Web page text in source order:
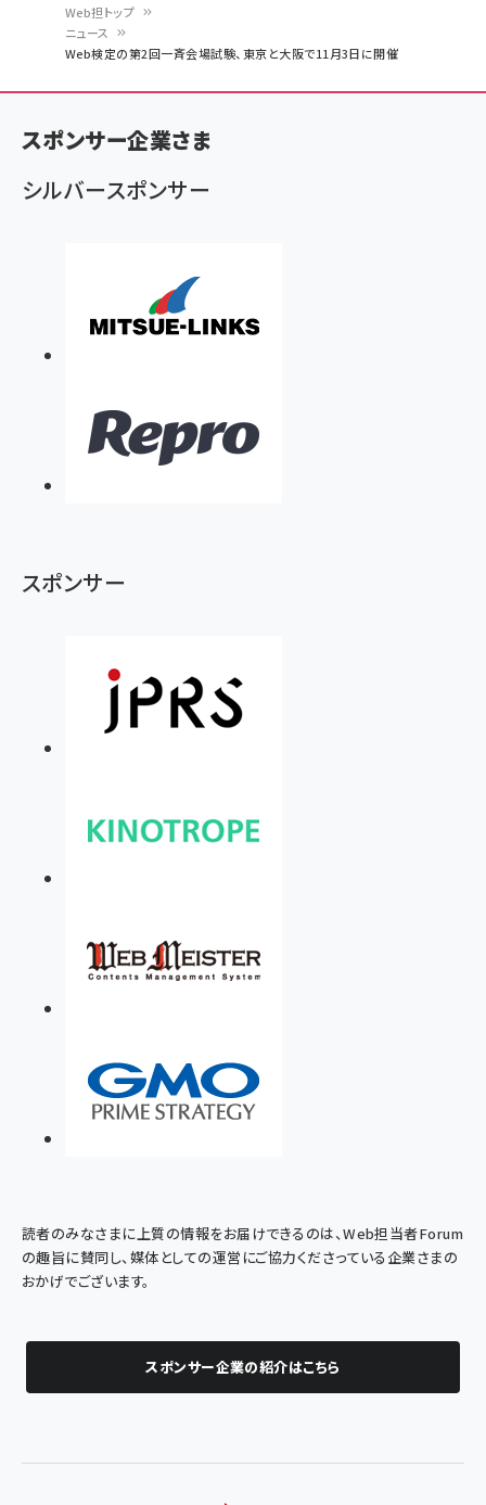
ン
く
ず
Web担トップ
ニュース
Web検定の第2回一斉会場試験、東京と大阪で11月3日に開催
スポンサー企業さま
シルバースポンサー
スポンサー
読者のみなさまに上質の情報をお届けできるのは、Web担当者Forum
の趣旨に賛同し、媒体としての運営にご協力くださっている企業さまの
おかげでございます。
スポンサー企業の紹介はこちら